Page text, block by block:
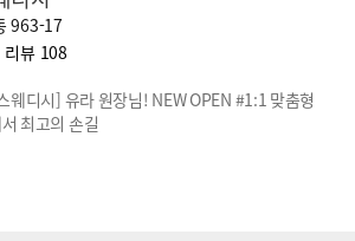
963-17
리뷰 108
웨디시] 유라 원장님! NEW OPEN #1:1 맞춤형
최고의 손길